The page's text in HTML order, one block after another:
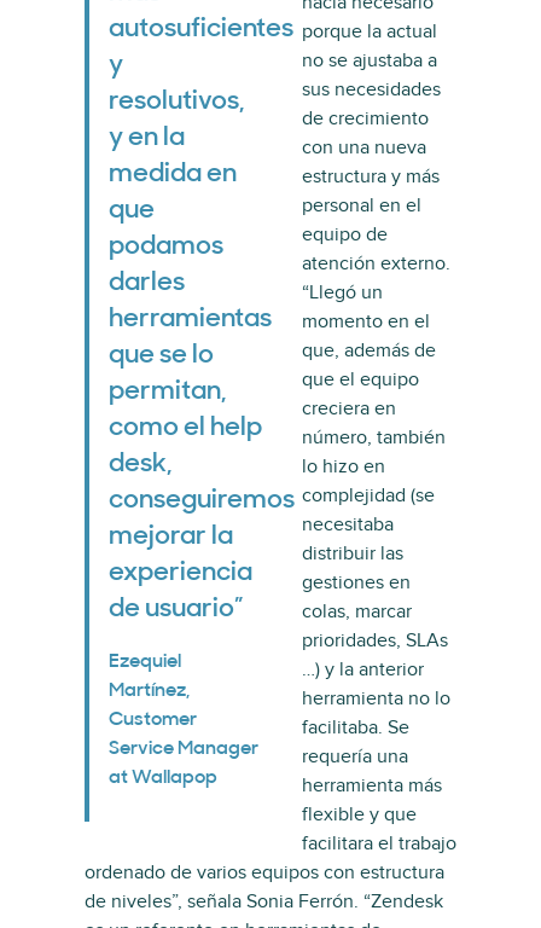
autosuficientes
y
resolutivos,
y en la
medida en
que
podamos
darles
herramientas
que se lo
permitan,
como el help
desk,
conseguiremos
mejorar la
experiencia
de usuario”
Ezequiel
Martínez,
Customer
Service Manager
at Wallapop
porque la actual
no se ajustaba a
sus necesidades
de crecimiento
con una nueva
estructura y más
personal en el
equipo de
atención externo.
“Llegó un
momento en el
que, además de
que el equipo
creciera en
número, también
lo hizo en
complejidad (se
necesitaba
distribuir las
gestiones en
colas, marcar
prioridades, SLAs
…) y la anterior
herramienta no lo
facilitaba. Se
requería una
herramienta más
flexible y que
facilitara el trabajo
ordenado de varios equipos con estructura
de niveles”, señala Sonia Ferrón. “Zendesk